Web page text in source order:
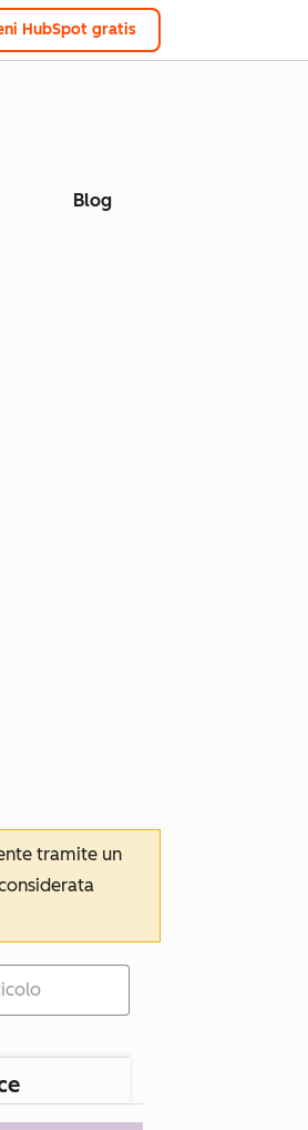
HubSpot gratis
Blog
tramite un